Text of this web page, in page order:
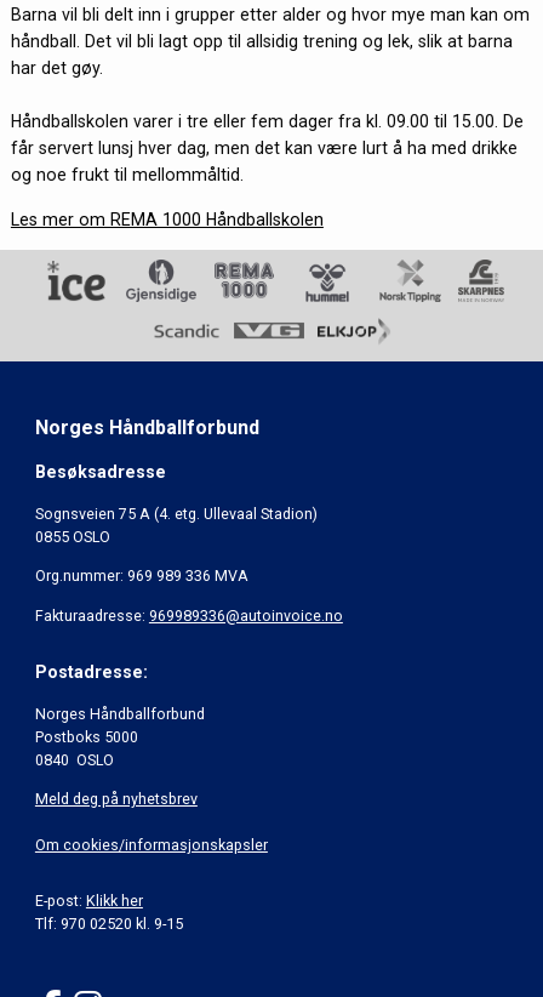
Barna vil bli delt inn i grupper etter alder og hvor mye man kan om
håndball. Det vil bli lagt opp til allsidig trening og lek, slik at barna
har det gøy.
Håndballskolen varer i tre eller fem dager fra kl. 09.00 til 15.00. De
får servert lunsj hver dag, men det kan være lurt å ha med drikke
og noe frukt til mellommåltid.
Les mer om REMA 1000 Håndballskolen
Norges Håndballforbund
Besøksadresse
Sognsveien 75 A (4. etg. Ullevaal Stadion)
0855 OSLO
Org.nummer: 969 989 336 MVA
Fakturaadresse: 969989336@autoinvoice.no
Postadresse:
Norges Håndballforbund
Postboks 5000
0840 OSLO
Meld deg på nyhetsbrev
Om cookies/informasjonskapsler
E-post: Klikk her
Tlf: 970 02520 kl. 9-15